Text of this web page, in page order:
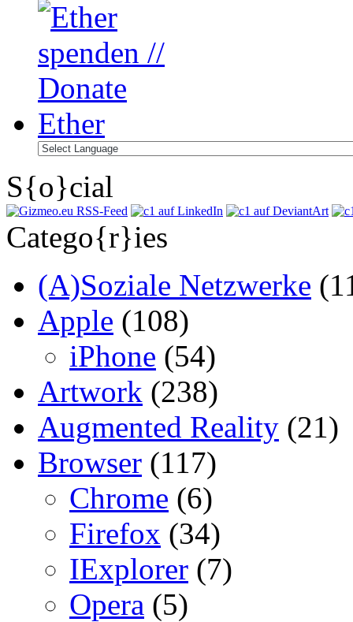
S{o}cial
Catego{r}ies
(A)Soziale Netzwerke
Apple (108)
iPhone (54)
Artwork (238)
Augmented Reality (21)
Browser (117)
Chrome (6)
Firefox (34)
IExplorer (7)
Opera (5)